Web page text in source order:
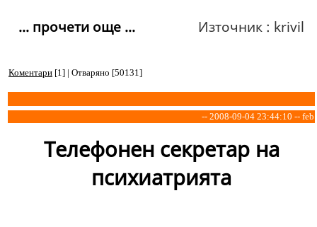
Източник : krivil
... прочети още ...
Коментари [1] | Отваряно [50131]
-- 2008-09-04 23:44:10 -- feb
Tелефонен секретар на
психиатрията